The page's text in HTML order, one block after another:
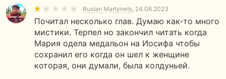
Ruslan Martynets, 24.06.2023
Почитал несколько глав. Думаю как-то много
мистики. Терпел но закончил читать когда
Мария одела медальон на Иосифа чтобы
сохранил его когда он шел к женщине
которая, они думали, была колдуньей.